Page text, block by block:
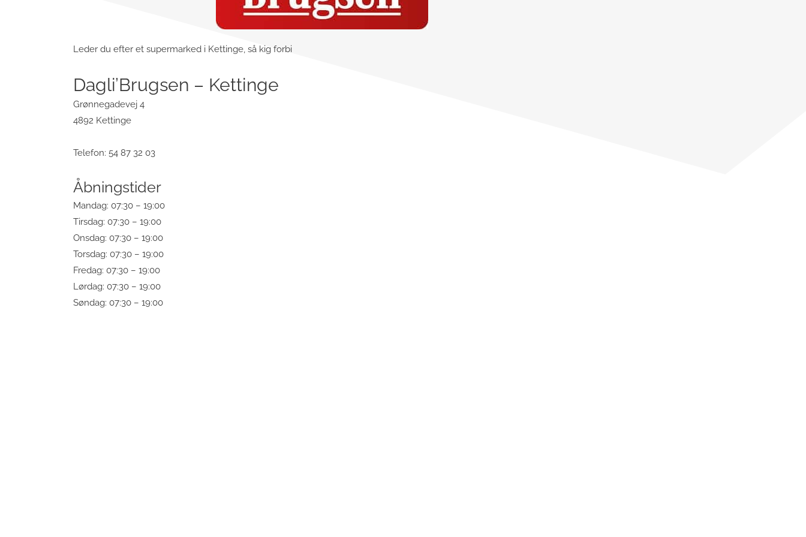
Leder du efter et supermarked i Kettinge, så kig forbi
Dagli’Brugsen – Kettinge
Grønnegadevej 4
4892 Kettinge
Telefon: 54 87 32 03
Åbningstider
Mandag: 07:30 – 19:00
Tirsdag: 07:30 – 19:00
Onsdag: 07:30 – 19:00
Torsdag: 07:30 – 19:00
Fredag: 07:30 – 19:00
Lørdag: 07:30 – 19:00
Søndag: 07:30 – 19:00